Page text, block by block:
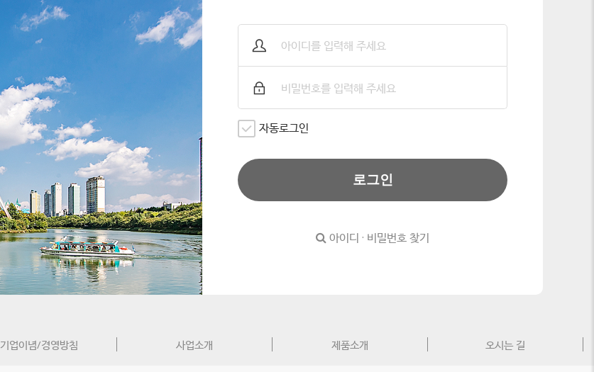
자동로그인
로그인
아이디 · 비밀번호 찾기
기업이념/경영방침 사업소개 제품소개 오시는 길